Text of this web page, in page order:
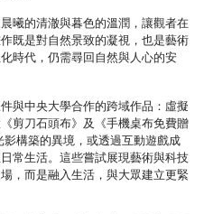
曦的清澈與暮色的溫潤，讓觀者在
既是對自然景致的凝視，也是藝術
時代，仍需尋回自然與人心的安
與中央大學合作的跨域作品：虛擬
剪刀石頭布》及《手機桌布免費贈
構築的異境，或透過互動遊戲成
常生活。這些嘗試展現藝術與科技
，而是融入生活，與大眾建立更緊